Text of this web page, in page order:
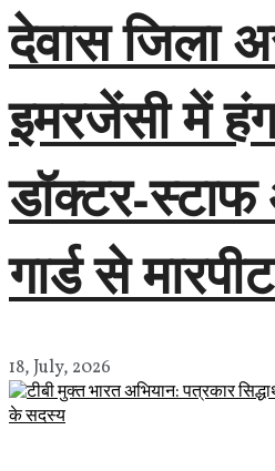
देवास जिला
इमरजेंसी में
डॉक्टर-स्टाफ
गार्ड से
18, July, 2026